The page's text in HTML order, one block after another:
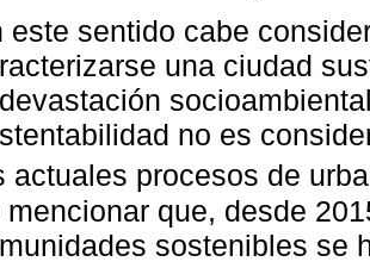
este sentido cabe
una ciudad
no es
actuales procesos de
mencionar que, desde
sostenibles se